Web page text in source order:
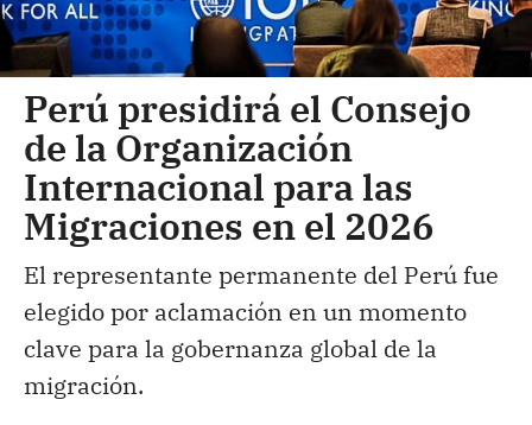
Perú presidirá el Consejo
de la Organización
Internacional para las
Migraciones en el 2026
El representante permanente del Perú fue
elegido por aclamación en un momento
clave para la gobernanza global de la
migración.